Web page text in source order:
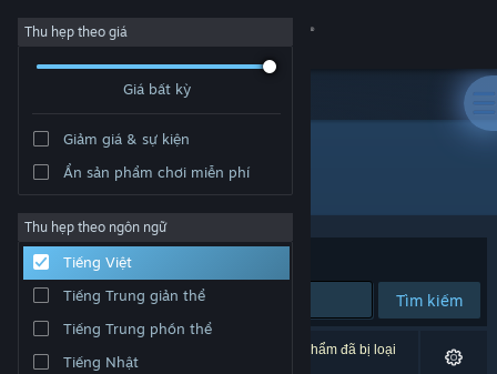
Đăng nhập
Cộng đồng
Thông tin
Hỗ trợ
Thay đổi ngôn ngữ
Thu hẹp theo giá
Giá bất kỳ
Giảm giá & sự kiện
Ẩn sản phẩm chơi miễn phí
Thu hẹp theo ngôn ngữ
Tiếng Việt
Tiếng Trung giản thể
Tiếng Trung phồn thể
Tiếng Nhật
Nhà phát hành: Project Ensō
Xếp theo Độ liên quan
Tìm kiếm
0 kết quả phù hợp tìm kiếm của bạn. 9 tựa sản phẩm đã bị loại
trừ dựa trên tùy chỉnh của bạn.